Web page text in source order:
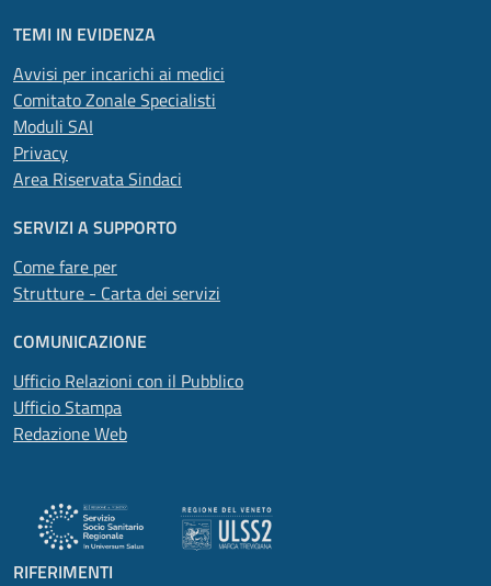
TEMI IN EVIDENZA
Avvisi per incarichi ai medici
Comitato Zonale Specialisti
Moduli SAI
Privacy
Area Riservata Sindaci
SERVIZI A SUPPORTO
Come fare per
Strutture - Carta dei servizi
COMUNICAZIONE
Ufficio Relazioni con il Pubblico
Ufficio Stampa
Redazione Web
RIFERIMENTI